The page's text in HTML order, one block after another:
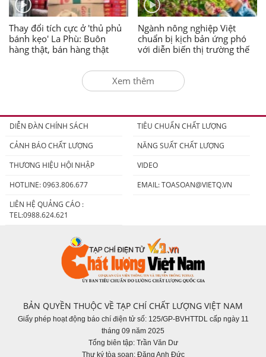
Thay đổi tích cực ở 'thủ phủ
bánh kẹo' La Phù: Buôn
hàng thật, bán hàng thật
Ngành nông nghiệp Việt
chuẩn bị kịch bản ứng phó
với diễn biến thị trường thế
Xem thêm
DIỄN ĐÀN CHÍNH SÁCH
TIÊU CHUẨN CHẤT LƯỢNG
CẢNH BÁO CHẤT LƯỢNG
NĂNG SUẤT CHẤT LƯỢNG
THƯƠNG HIỆU HỘI NHẬP
VIDEO
HOTLINE: 0963.806.677
EMAIL:TOASOAN@VIETQ.VN
LIÊN HỆ QUẢNG CÁO :
TEL:0988.624.621
BẢN QUYỀN THUỘC VỀ TẠP CHÍ CHẤT LƯỢNG VIỆT NAM
Giấy phép hoạt động báo chí điện tử số: 125/GP-BVHTTDL cấp ngày 11
tháng 09 năm 2025
Tổng biên tập: Trần Văn Dư
Thư ký tòa soạn: Đặng Anh Đức